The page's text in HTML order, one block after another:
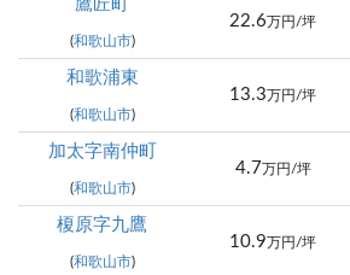
鷹匠町
(和歌山市)
22.6 万円/坪
和歌浦東
(和歌山市)
13.3 万円/坪
加太字南仲町
(和歌山市)
4.7 万円/坪
榎原字九鷹
(和歌山市)
10.9 万円/坪